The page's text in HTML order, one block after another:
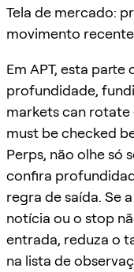
Tela de mercado:
movimento recente
Em APT, esta
profundidade,
markets can rotate
must be checked
Perps, não olhe só
confira
regra de saída. Se
notícia ou o stop
entrada, reduza o
na lista de